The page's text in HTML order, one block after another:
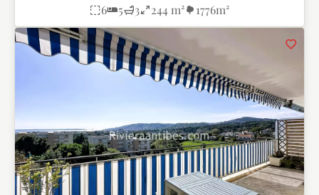
6
5 3 244 m² 1776m²